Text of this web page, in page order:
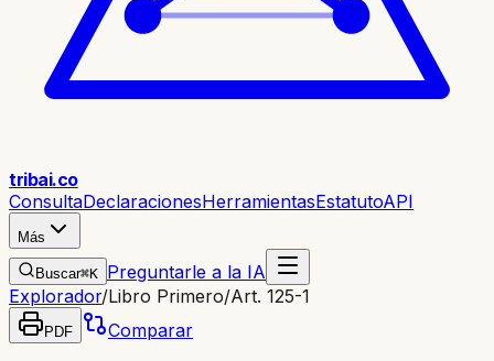
tribai.co
ConsultaDeclaracionesHerramientasEstatutoAPI
Más
Buscar⌘K Preguntarle a la IA
Explorador/Libro Primero/Art. 125-1
PDF Comparar